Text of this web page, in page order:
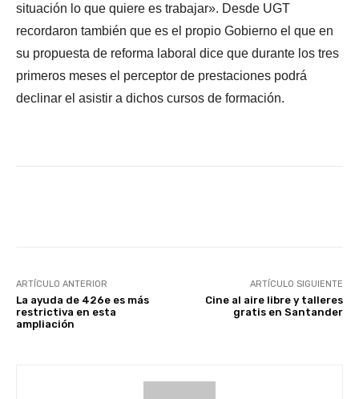
situación lo que quiere es trabajar». Desde UGT
recordaron también que es el propio Gobierno el que en
su propuesta de reforma laboral dice que durante los tres
primeros meses el perceptor de prestaciones podrá
declinar el asistir a dichos cursos de formación.
ARTÍCULO ANTERIOR
La ayuda de 426e es más
restrictiva en esta
ampliación
ARTÍCULO SIGUIENTE
Cine al aire libre y talleres
gratis en Santander